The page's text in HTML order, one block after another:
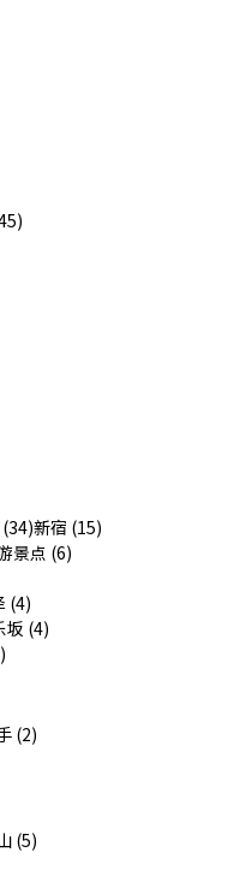
新宿 (15)
景点 (6)
(4)
坂 (4)
(2)
(5)